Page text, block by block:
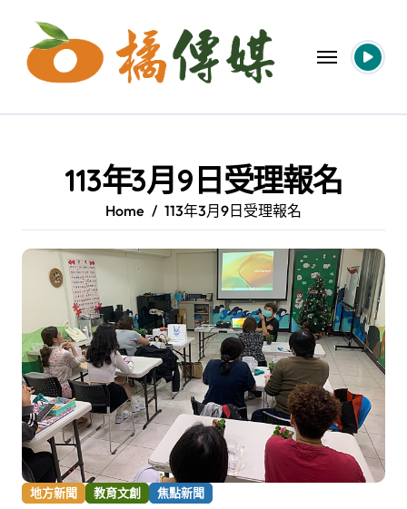
content
113年3月9日受理報名
Home 113年3月9日受理報名
地方新聞 教育文創 焦點新聞